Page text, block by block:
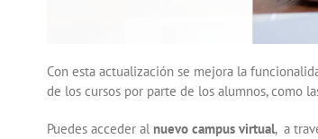
Con esta actualización se mejora la
de los cursos por parte de los alumnos, como
Puedes acceder al nuevo campus virtual, a